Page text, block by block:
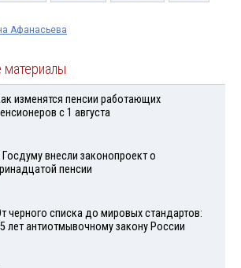
Афанасьева
изменятся пенсии работающих
с 1 августа
Госдуму внесли законопроект о
пенсии
черного списка до мировых стандартов:
лет антиотмывочному закону России